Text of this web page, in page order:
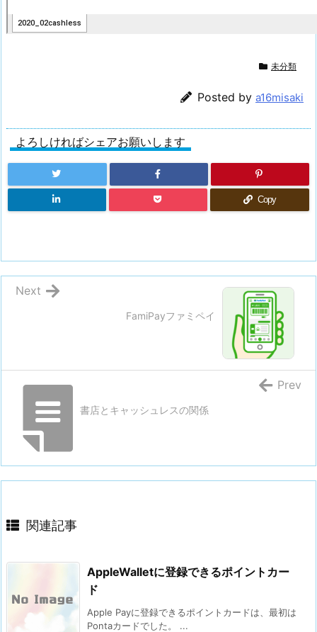
未分類
Posted by a16misaki
よろしければシェアお願いします
Copy
FamiPayファミペイ
Next
書店とキャッシュレスの関係
Prev
関連記事
AppleWalletに登録できるポイントカー
ド
Apple Payに登録できるポイントカードは、最初は
Pontaカードでした。 ...